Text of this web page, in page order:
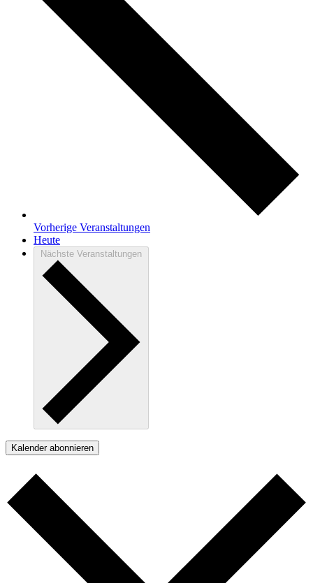
Vorherige Veranstaltungen
Heute
Nächste Veranstaltungen
Kalender abonnieren